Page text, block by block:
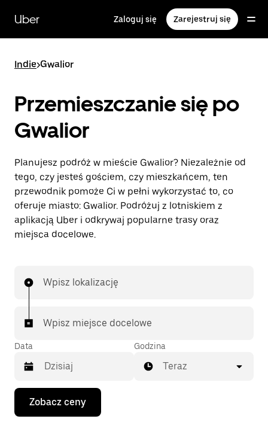
głównej
zawartości
Uber Zaloguj się Zarejestruj się
Indie>Gwalior
Przemieszczanie się po
Gwalior
Planujesz podróż w mieście Gwalior? Niezależnie od
tego, czy jesteś gościem, czy mieszkańcem, ten
przewodnik pomoże Ci w pełni wykorzystać to, co
oferuje miasto: Gwalior. Podróżuj z lotniskiem z
aplikacją Uber i odkrywaj popularne trasy oraz
miejsca docelowe.
Wpisz lokalizację
Wpisz miejsce docelowe
Data
Naciśnij
klawisz
strzałki
Godzina
Teraz
Zobacz ceny